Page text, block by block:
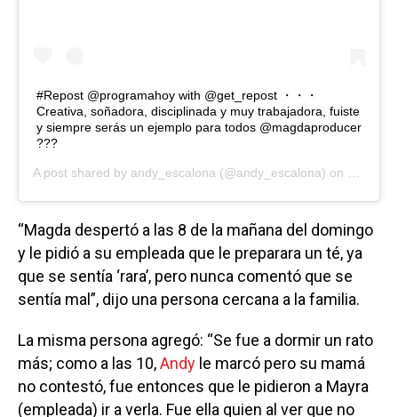
#Repost @programahoy with @get_repost ・・・
Creativa, soñadora, disciplinada y muy trabajadora, fuiste
y siempre serás un ejemplo para todos @magdaproducer
???
A post shared by andy_escalona (@andy_escalona) on
“Magda despertó a las 8 de la mañana del domingo
y le pidió a su empleada que le preparara un té, ya
que se sentía ‘rara’, pero nunca comentó que se
sentía mal”, dijo una persona cercana a la familia.
La misma persona agregó: “Se fue a dormir un rato
más; como a las 10,Andy le marcó pero su mamá
no contestó, fue entonces que le pidieron a Mayra
(empleada) ir a verla. Fue ella quien al ver que no